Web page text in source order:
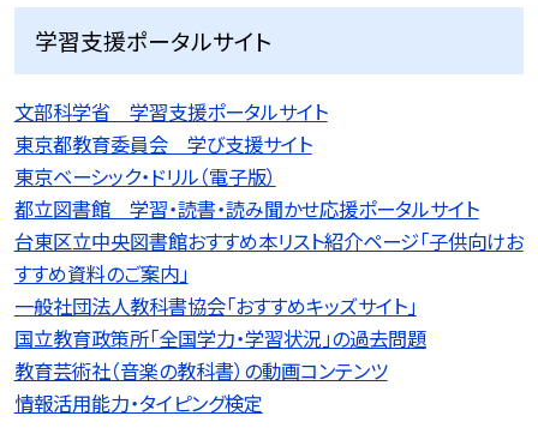
学習支援ポータルサイト
文部科学省 学習支援ポータルサイト
東京都教育委員会 学び支援サイト
東京ベーシック・ドリル（電子版）
都立図書館 学習・読書・読み聞かせ応援ポータルサイト
台東区立中央図書館おすすめ本リスト紹介ページ「子供向けお
すすめ資料のご案内」
一般社団法人教科書協会「おすすめキッズサイト」
国立教育政策所「全国学力・学習状況」の過去問題
教育芸術社（音楽の教科書）の動画コンテンツ
情報活用能力・タイピング検定